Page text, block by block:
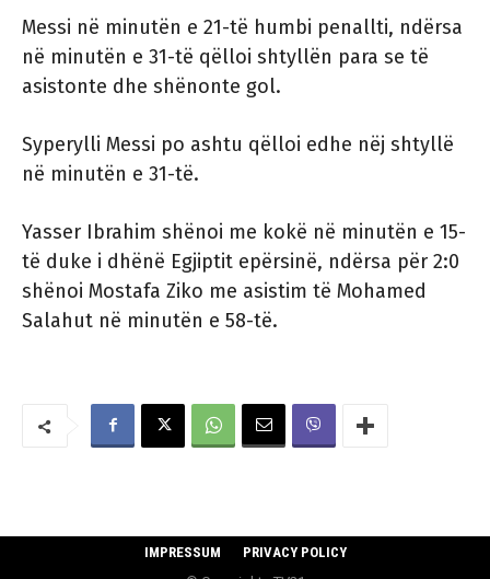
Messi në minutën e 21-të humbi penallti, ndërsa
në minutën e 31-të qëlloi shtyllën para se të
asistonte dhe shënonte gol.
Syperylli Messi po ashtu qëlloi edhe nëj shtyllë
në minutën e 31-të.
Yasser Ibrahim shënoi me kokë në minutën e 15-
të duke i dhënë Egjiptit epërsinë, ndërsa për 2:0
shënoi Mostafa Ziko me asistim të Mohamed
Salahut në minutën e 58-të.
IMPRESSUM
PRIVACY POLICY